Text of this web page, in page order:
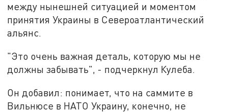
между нынешней ситуацией и моментом
принятия Украины в Североатлантический
альянс.
"Это очень важная деталь, которую мы не
должны забывать", - подчеркнул Кулеба.
Он добавил: понимает, что на саммите в
Вильнюсе в НАТО Украину, конечно, не